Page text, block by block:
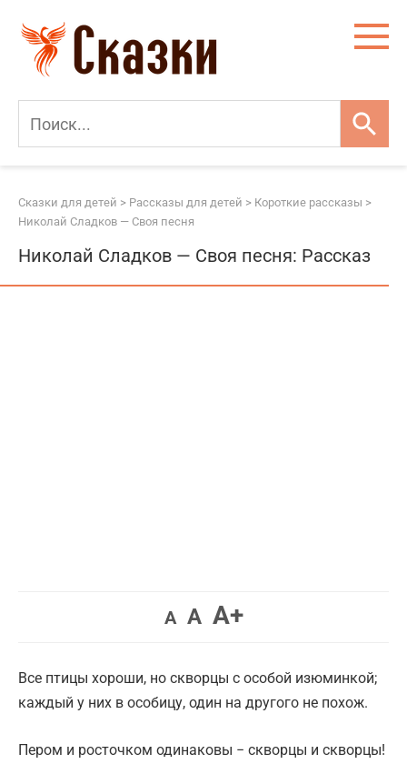
контенту
Сказки для детей > Рассказы для детей > Короткие рассказы >
Николай Сладков — Своя песня
Николай Сладков — Своя песня: Рассказ
AУменьшить
AВернуть
A+Увеличить
Все птицы хороши, но скворцы с особой изюминкой;
каждый у них в особицу, один на другого не похож.
Пером и росточком одинаковы − скворцы и скворцы!